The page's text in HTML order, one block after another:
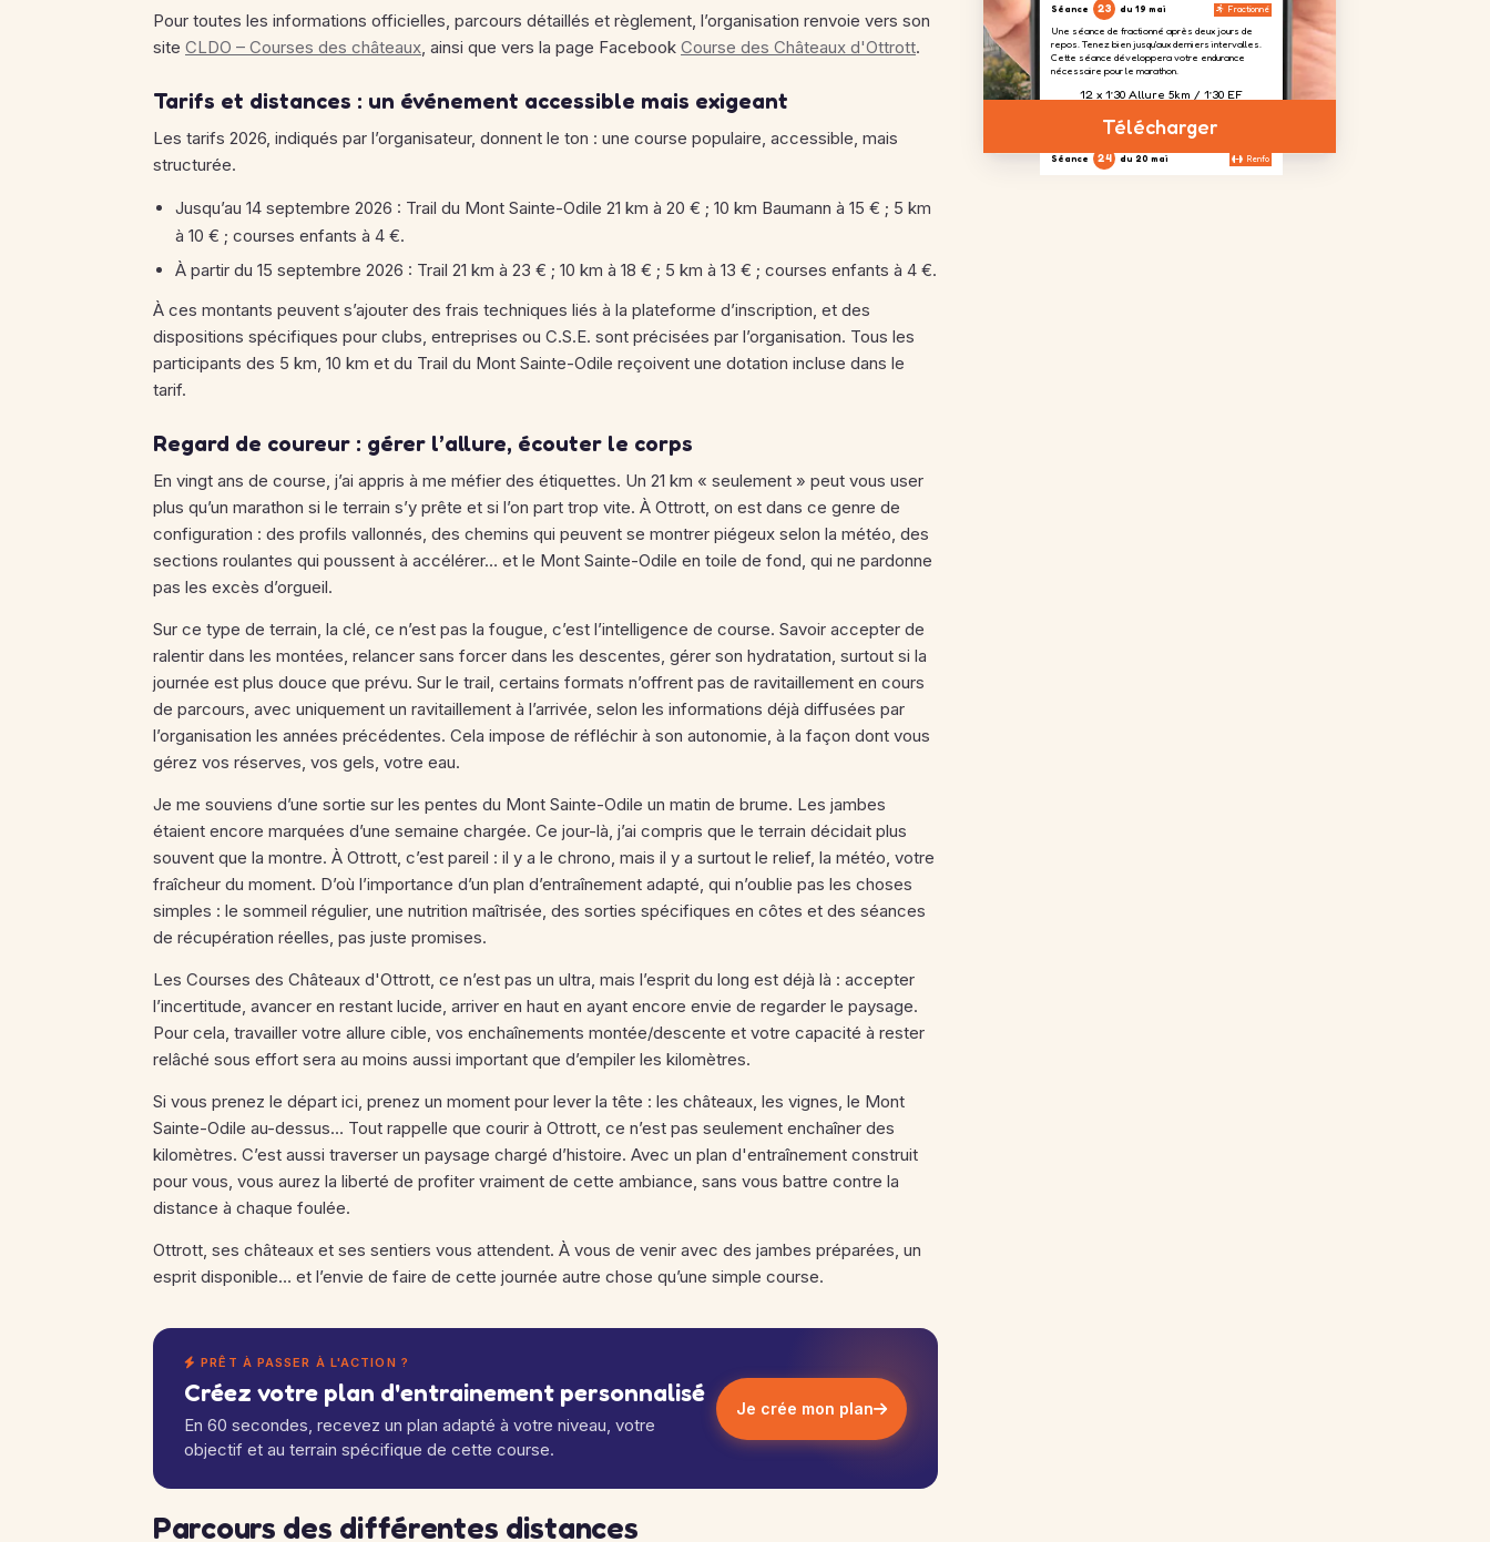
Pour toutes les informations officielles, parcours détaillés et règlement, l’organisation renvoie vers son
site CLDO – Courses des châteaux, ainsi que vers la page Facebook Course des Châteaux d'Ottrott.
Tarifs et distances : un événement accessible mais exigeant
Les tarifs 2026, indiqués par l’organisateur, donnent le ton : une course populaire, accessible, mais
structurée.
Jusqu’au 14 septembre 2026 : Trail du Mont Sainte-Odile 21 km à 20 € ; 10 km Baumann à 15 € ; 5 km
à 10 € ; courses enfants à 4 €.
À partir du 15 septembre 2026 : Trail 21 km à 23 € ; 10 km à 18 € ; 5 km à 13 € ; courses enfants à 4 €.
À ces montants peuvent s’ajouter des frais techniques liés à la plateforme d’inscription, et des
dispositions spécifiques pour clubs, entreprises ou C.S.E. sont précisées par l’organisation. Tous les
participants des 5 km, 10 km et du Trail du Mont Sainte-Odile reçoivent une dotation incluse dans le
tarif.
Regard de coureur : gérer l’allure, écouter le corps
En vingt ans de course, j’ai appris à me méfier des étiquettes. Un 21 km « seulement » peut vous user
plus qu’un marathon si le terrain s’y prête et si l’on part trop vite. À Ottrott, on est dans ce genre de
configuration : des profils vallonnés, des chemins qui peuvent se montrer piégeux selon la météo, des
sections roulantes qui poussent à accélérer… et le Mont Sainte-Odile en toile de fond, qui ne pardonne
pas les excès d’orgueil.
Sur ce type de terrain, la clé, ce n’est pas la fougue, c’est l’intelligence de course. Savoir accepter de
ralentir dans les montées, relancer sans forcer dans les descentes, gérer son hydratation, surtout si la
journée est plus douce que prévu. Sur le trail, certains formats n’offrent pas de ravitaillement en cours
de parcours, avec uniquement un ravitaillement à l’arrivée, selon les informations déjà diffusées par
l’organisation les années précédentes. Cela impose de réfléchir à son autonomie, à la façon dont vous
gérez vos réserves, vos gels, votre eau.
Je me souviens d’une sortie sur les pentes du Mont Sainte-Odile un matin de brume. Les jambes
étaient encore marquées d’une semaine chargée. Ce jour-là, j’ai compris que le terrain décidait plus
souvent que la montre. À Ottrott, c’est pareil : il y a le chrono, mais il y a surtout le relief, la météo, votre
fraîcheur du moment. D’où l’importance d’un plan d’entraînement adapté, qui n’oublie pas les choses
simples : le sommeil régulier, une nutrition maîtrisée, des sorties spécifiques en côtes et des séances
de récupération réelles, pas juste promises.
Les Courses des Châteaux d'Ottrott, ce n’est pas un ultra, mais l’esprit du long est déjà là : accepter
l’incertitude, avancer en restant lucide, arriver en haut en ayant encore envie de regarder le paysage.
Pour cela, travailler votre allure cible, vos enchaînements montée/descente et votre capacité à rester
relâché sous effort sera au moins aussi important que d’empiler les kilomètres.
Si vous prenez le départ ici, prenez un moment pour lever la tête : les châteaux, les vignes, le Mont
Sainte-Odile au-dessus… Tout rappelle que courir à Ottrott, ce n’est pas seulement enchaîner des
kilomètres. C’est aussi traverser un paysage chargé d’histoire. Avec un plan d'entraînement construit
pour vous, vous aurez la liberté de profiter vraiment de cette ambiance, sans vous battre contre la
distance à chaque foulée.
Ottrott, ses châteaux et ses sentiers vous attendent. À vous de venir avec des jambes préparées, un
esprit disponible… et l’envie de faire de cette journée autre chose qu’une simple course.
PRÊT À PASSER À L'ACTION ?
Créez votre plan d'entrainement personnalisé
En 60 secondes, recevez un plan adapté à votre niveau, votre
objectif et au terrain spécifique de cette course.
Je crée mon plan
Parcours des différentes distances
Séance 23 du 19 mai Fractionné
Une séance de fractionné après deux jours de
repos. Tenez bien jusqu'aux derniers intervalles.
Cette séance développera votre endurance
nécessaire pour le marathon.
12 x 1’30 Allure 5km / 1’30 EF
Séance 24 du 20 mai Renfo
Télécharger